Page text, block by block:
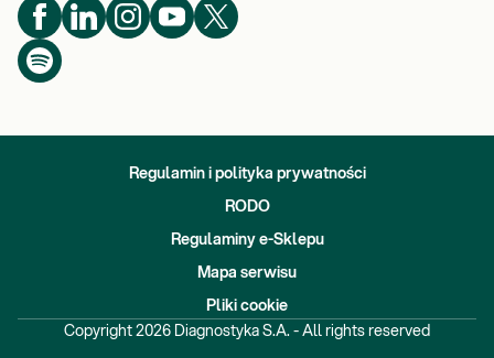
Regulamin i polityka prywatności
RODO
Regulaminy e-Sklepu
Mapa serwisu
Pliki cookie
Copyright 2026 Diagnostyka S.A. - All rights reserved